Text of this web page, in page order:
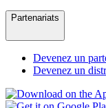
Partenariats
Devenez un
Devenez un